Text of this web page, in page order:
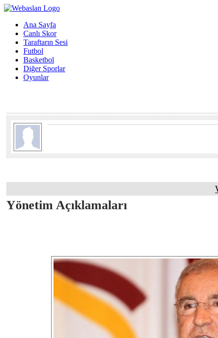
Ana Sayfa
Canlı Skor
Taraftarın Sesi
Futbol
Basketbol
Diğer Sporlar
Oyunlar
Yönetim Açıklamaları